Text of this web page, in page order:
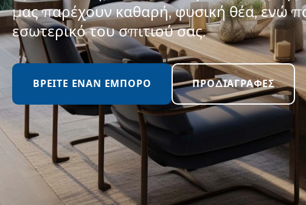
μας παρέχουν καθαρή, φυσική θέα, ενώ
εσωτερικό του σπιτιού σας.
ΒΡΕΊΤΕ ΈΝΑΝ ΈΜΠΟΡΟ ΠΡΟΔΙΑΓΡΑΦΈΣ